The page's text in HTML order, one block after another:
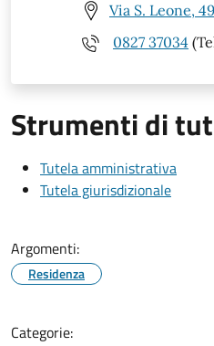
Via S. Leone,
0827 37034
Strumenti di
Tutela amministrativa
Tutela giurisdizionale
Argomenti:
Residenza
Categorie: